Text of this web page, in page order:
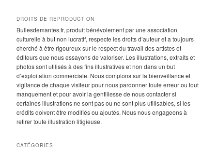
DROITS DE REPRODUCTION
Bullesdemantes.fr, produit bénévolement par une association
culturelle à but non lucratif, respecte les droits d’auteur et a toujours
cherché à être rigoureux sur le respect du travail des artistes et
éditeurs que nous essayons de valoriser. Les illustrations, extraits et
photos sont utilisés à des fins illustratives et non dans un but
d’exploitation commerciale. Nous comptons sur la bienveillance et
vigilance de chaque visiteur pour nous pardonner toute erreur ou tout
manquement et pour avoir la gentillesse de nous contacter si
certaines illustrations ne sont pas ou ne sont plus utilisables, si les
crédits doivent être modifiés ou ajoutés. Nous nous engageons à
retirer toute illustration litigieuse.
CATÉGORIES